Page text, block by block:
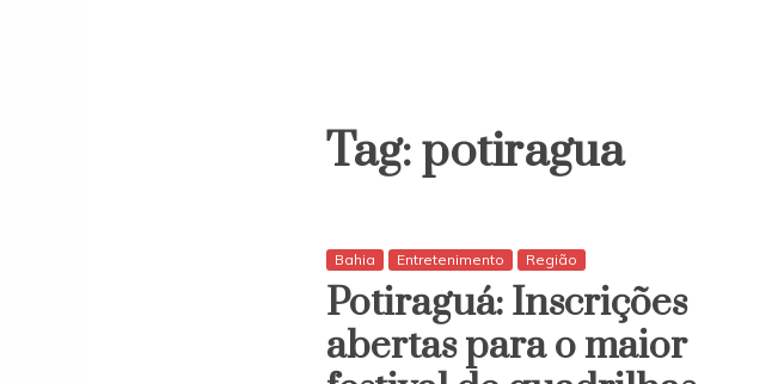
Tag:potiragua
Bahia Entretenimento Região
Potiraguá: Inscrições
abertas para o maior